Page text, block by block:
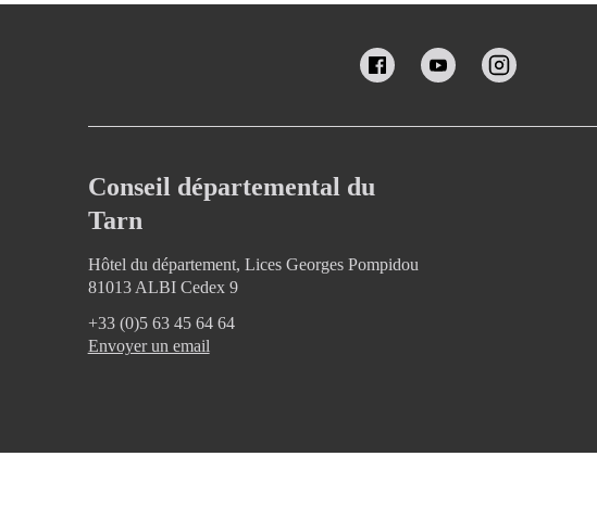
Conseil départemental du
Tarn
Hôtel du département, Lices Georges Pompidou
81013 ALBI Cedex 9
+33 (0)5 63 45 64 64
Envoyer un email